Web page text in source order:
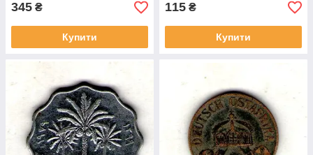
345 ₴
Купити
115 ₴
Купити